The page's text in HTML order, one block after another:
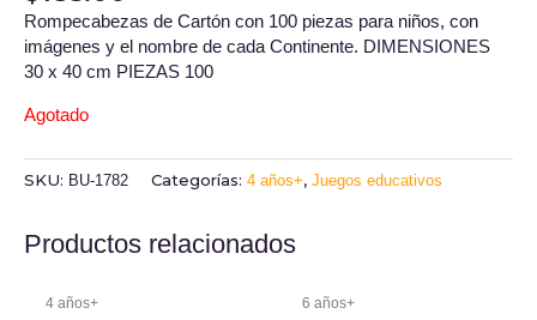
Rompecabezas de Cartón con 100 piezas para niños, con
imágenes y el nombre de cada Continente. DIMENSIONES
30 x 40 cm PIEZAS 100
Agotado
SKU: BU-1782 Categorías: 4 años+, Juegos educativos
Productos relacionados
4 años+ 6 años+